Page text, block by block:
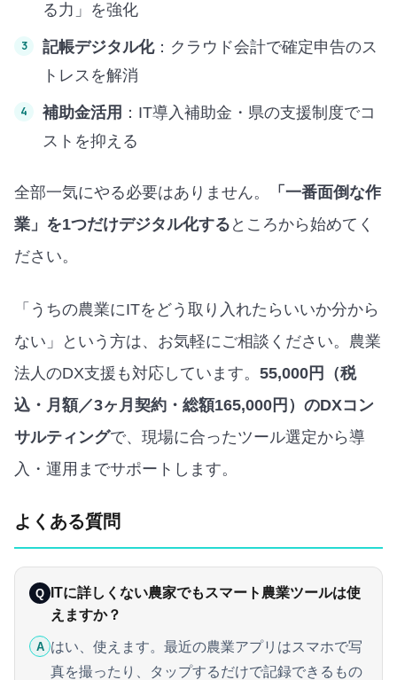
る力」を強化
記帳デジタル化：クラウド会計で確定申告のス
トレスを解消
補助金活用 ：IT導入補助金・県の支援制度でコ
ストを抑える
全部一気にやる必要はありません。
「一番面倒な作
業」を1つだけデジタル化する ところから始めてく
ださい。
「うちの農業にITをどう取り入れたらいいか分から
ない」という方は、お気軽にご相談ください。農業
法人のDX支援も対応しています。 55,000円（税
込・月額／3ヶ月契約・総額165,000円）のDXコン
サルティングで、現場に合ったツール選定から導
入・運用までサポートします。
よくある質問
Q
ITに詳しくない農家でもスマート農業ツールは使
えますか？
A はい、使えます。最近の農業アプリはスマホで写
真を撮ったり、タップするだけで記録できるもの